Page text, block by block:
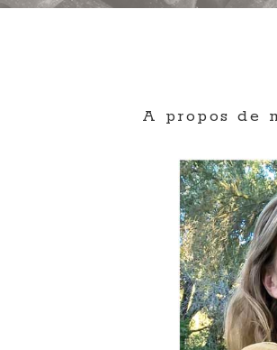
A propos de